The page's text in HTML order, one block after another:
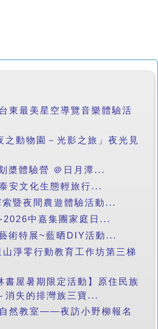
東最美星空導覽音樂體驗活
之動物園－光影之旅」夜光見
槳體驗營 ＠日月潭...
安文化生態輕旅行...
暨夜間農遊體驗活動...
2026中嘉集團家庭日...
術特展~藍晒DIY活動...
淨零行動教育工作坊第三梯
書屋暑期限定活動】原住民族
消失的排灣族三寶...
然教室——夜訪小野柳報名